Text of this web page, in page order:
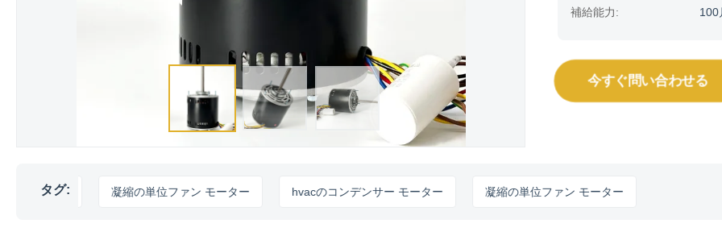
補給能力: 100
今すぐ問い合わせる
タグ:凝縮の単位ファン モーター hvacのコンデンサー モーター 凝縮の単位ファン モーター